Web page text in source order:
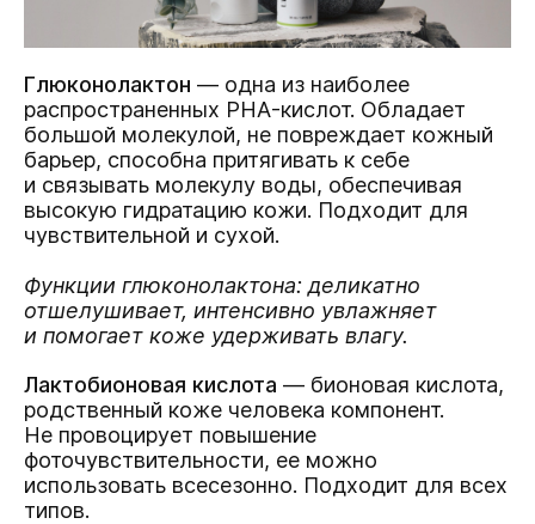
Глюконолактон — одна из наиболее
распространенных PHA-кислот. Обладает
большой молекулой, не повреждает кожный
барьер, способна притягивать к себе
и связывать молекулу воды, обеспечивая
высокую гидратацию кожи. Подходит для
чувствительной и сухой.
Функции глюконолактона: деликатно
отшелушивает, интенсивно увлажняет
и помогает коже удерживать влагу.
Лактобионовая кислота — бионовая кислота,
родственный коже человека компонент.
Не провоцирует повышение
фоточувствительности, ее можно
использовать всесезонно. Подходит для всех
типов.